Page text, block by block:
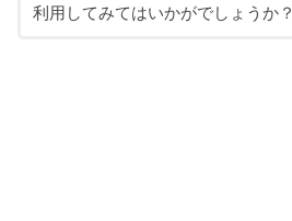
利用してみてはいかがでしょうか？